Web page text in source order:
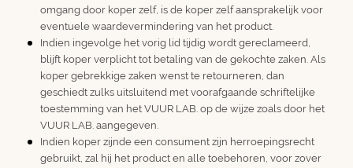
omgang door koper zelf, is de koper zelf aansprakelijk voor
eventuele waardevermindering van het product.
Indien ingevolge het vorig lid tijdig wordt gereclameerd,
blijft koper verplicht tot betaling van de gekochte zaken. Als
koper gebrekkige zaken wenst te retourneren, dan
geschiedt zulks uitsluitend met voorafgaande schriftelijke
toestemming van het VUUR LAB. op de wijze zoals door het
VUUR LAB. aangegeven.
Indien koper zijnde een consument zijn herroepingsrecht
gebruikt, zal hij het product en alle toebehoren, voor zover